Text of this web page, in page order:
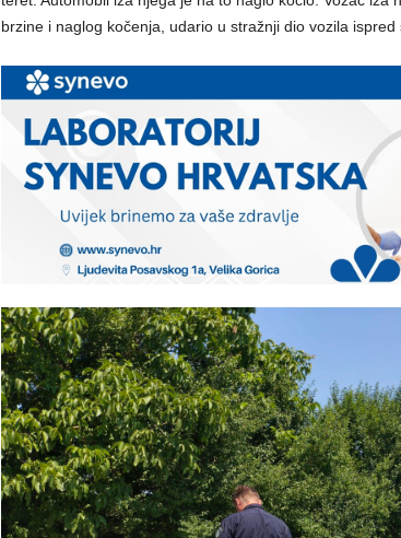
brzine i naglog kočenja, udario u stražnji dio vozila ispred